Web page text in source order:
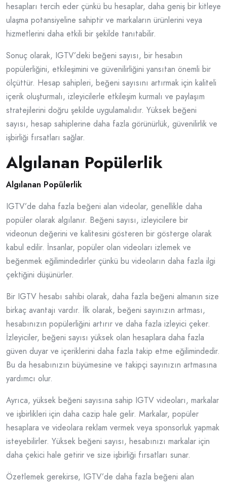
hesapları tercih eder çünkü bu hesaplar, daha geniş bir kitleye
ulaşma potansiyeline sahiptir ve markaların ürünlerini veya
hizmetlerini daha etkili bir şekilde tanıtabilir.
Sonuç olarak, IGTV’deki beğeni sayısı, bir hesabın
popülerliğini, etkileşimini ve güvenilirliğini yansıtan önemli bir
ölçüttür. Hesap sahipleri, beğeni sayısını artırmak için kaliteli
içerik oluşturmalı, izleyicilerle etkileşim kurmalı ve paylaşım
stratejilerini doğru şekilde uygulamalıdır. Yüksek beğeni
sayısı, hesap sahiplerine daha fazla görünürlük, güvenilirlik ve
işbirliği fırsatları sağlar.
Algılanan Popülerlik
Algılanan Popülerlik
IGTV’de daha fazla beğeni alan videolar, genellikle daha
popüler olarak algılanır. Beğeni sayısı, izleyicilere bir
videonun değerini ve kalitesini gösteren bir gösterge olarak
kabul edilir. İnsanlar, popüler olan videoları izlemek ve
beğenmek eğilimindedirler çünkü bu videoların daha fazla ilgi
çektiğini düşünürler.
Bir IGTV hesabı sahibi olarak, daha fazla beğeni almanın size
birkaç avantajı vardır. İlk olarak, beğeni sayınızın artması,
hesabınızın popülerliğini artırır ve daha fazla izleyici çeker.
İzleyiciler, beğeni sayısı yüksek olan hesaplara daha fazla
güven duyar ve içeriklerini daha fazla takip etme eğilimindedir.
Bu da hesabınızın büyümesine ve takipçi sayınızın artmasına
yardımcı olur.
Ayrıca, yüksek beğeni sayısına sahip IGTV videoları, markalar
ve işbirlikleri için daha cazip hale gelir. Markalar, popüler
hesaplara ve videolara reklam vermek veya sponsorluk yapmak
isteyebilirler. Yüksek beğeni sayısı, hesabınızı markalar için
daha çekici hale getirir ve size işbirliği fırsatları sunar.
Özetlemek gerekirse, IGTV’de daha fazla beğeni alan